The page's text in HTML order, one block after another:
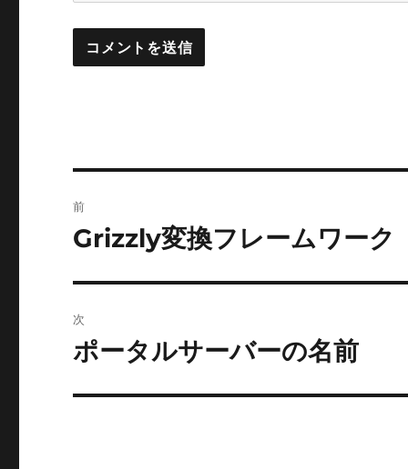
稿
ゲ
前
前
投
稿:
Grizzly変換フレームワーク
次
次
投
ポータルサーバーの名前